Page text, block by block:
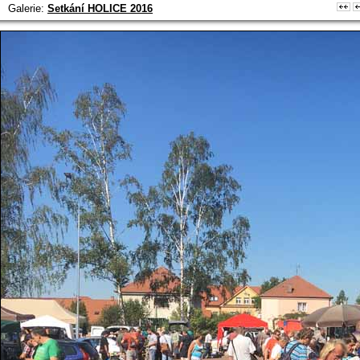
Galerie: Setkání HOLICE 2016